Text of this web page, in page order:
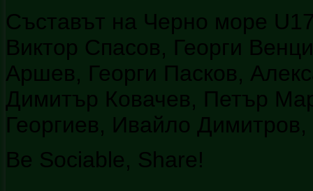
Съставът на Черно море
Виктор Спасов, Георги
Аршев, Георги Пасков,
Димитър Ковачев, Петър
Георгиев, Ивайло
Be Sociable, Share!